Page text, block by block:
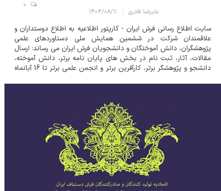
علیرضا قادری ۱۴۰۴/۰۸/۱۱
0
سایت اطلاع رسانی فرش ایران - کارپتور اطلاعیه به اطلاع دوستداران و
علاقمندان شرکت در ششمین همایش ملی دستاوردهای علمی
پژوهشگران، دانش آموختگان و دانشجویان فرش ایران می رساند؛ ارسال
مقالات، آثار، ثبت نام در بخش های پایان نامه برتر، دانش آموخته،
دانشجو و پژوهشگر برتر، کارآفرین برتر و انجمن علمی برتر تا 16 آبانماه